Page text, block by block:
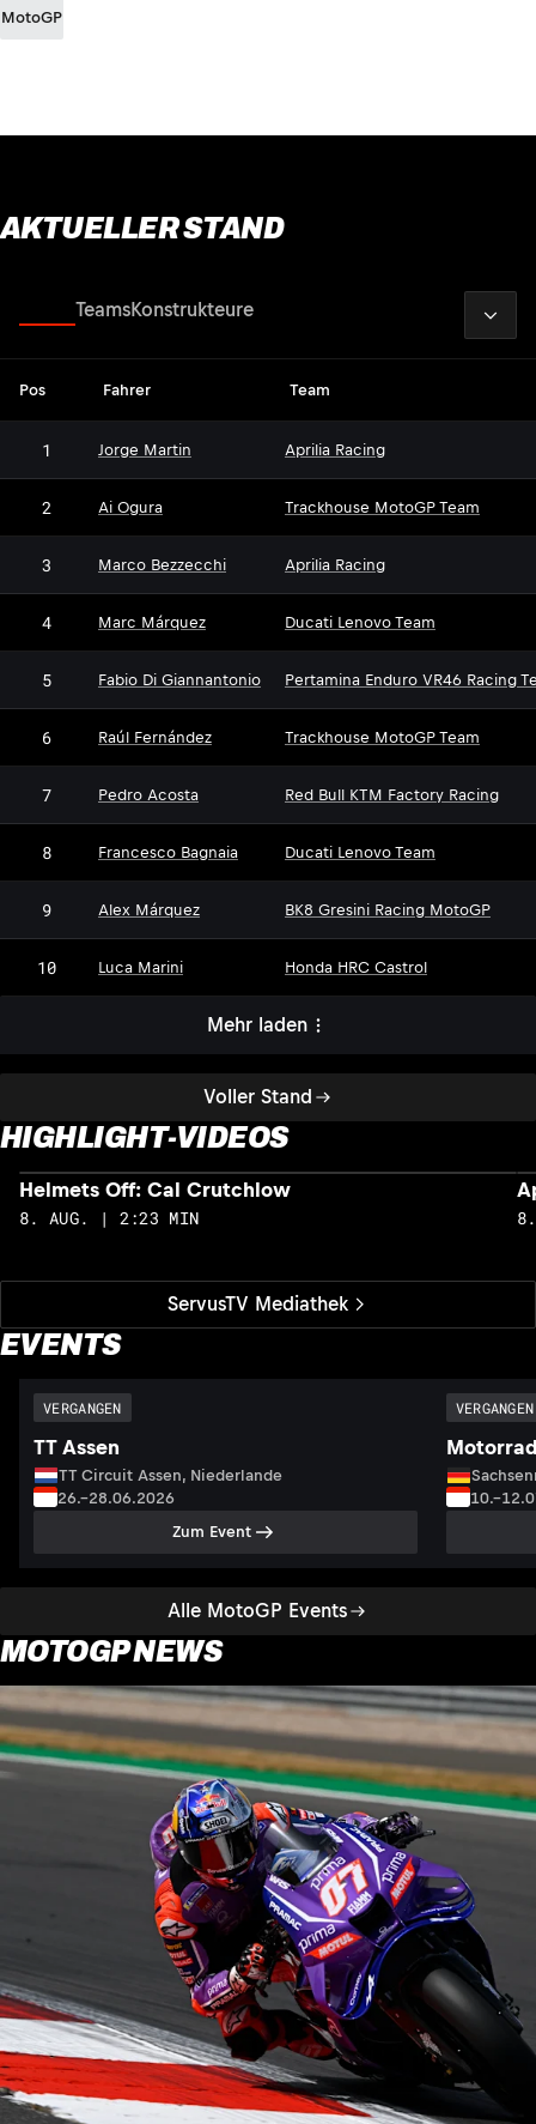
MotoGP
AKTUELLER STAND
Voller Stand
TeamsKonstrukteure
Pos Fahrer Team
1 Jorge Martin Aprilia Racing
2 Ai Ogura Trackhouse MotoGP Team
3 Marco Bezzecchi Aprilia Racing
4 Marc Márquez Ducati Lenovo Team
5 Fabio Di Giannantonio Pertamina Enduro VR46 Racing
6 Raúl Fernández Trackhouse MotoGP Team
7 Pedro Acosta Red Bull KTM Factory Racing
8 Francesco Bagnaia Ducati Lenovo Team
9 Alex Márquez BK8 Gresini Racing MotoGP
10 Luca Marini Honda HRC Castrol
Mehr laden
HIGHLIGHT-VIDEOS
ServusTV Mediathek
Helmets Off: Cal Crutchlow
8. AUG. | 2:23 MIN
EVENTS
Alle MotoGP Events
VERGANGEN
TT Assen
TT Circuit Assen, Niederlande
26.–28.06.2026
Zum Event
VERGANGEN
MOTOGP NEWS